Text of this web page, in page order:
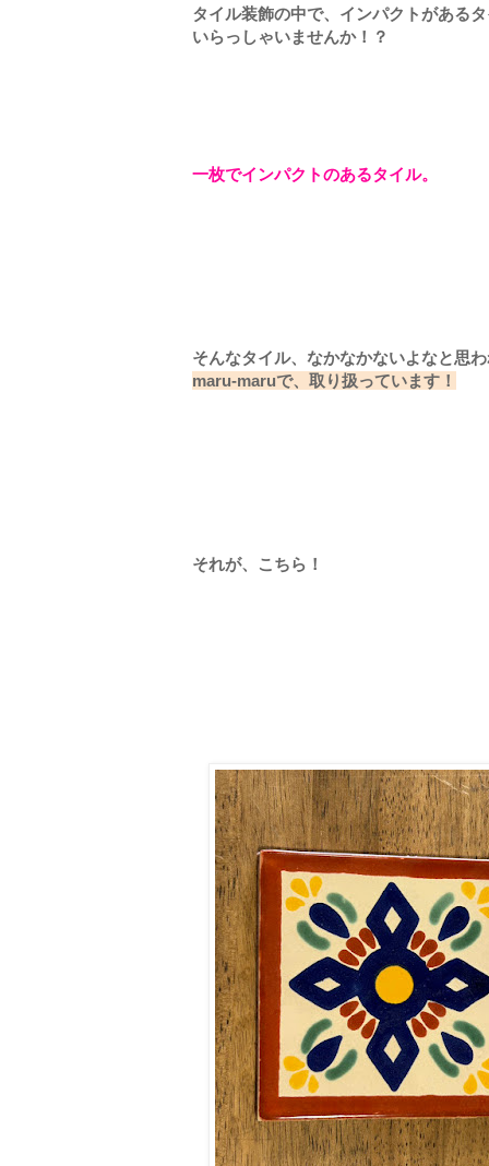
タイル装飾の中で、インパクトがあるタ
いらっしゃいませんか！？
一枚でインパクトのあるタイル。
そんなタイル、なかなかないよなと思わ
maru-maruで、取り扱っています！
それが、こちら！